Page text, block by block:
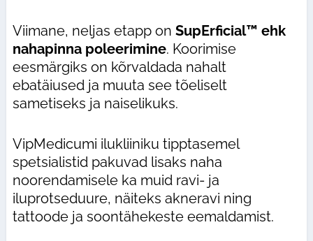
Viimane, neljas etapp on SupErficial™ ehk
nahapinna poleerimine. Koorimise
eesmärgiks on kõrvaldada nahalt
ebatäiused ja muuta see tõeliselt
sametiseks ja naiselikuks.
VipMedicumi ilukliiniku tipptasemel
spetsialistid pakuvad lisaks naha
noorendamisele ka muid ravi- ja
iluprotseduure, näiteks akneravi ning
tattoode ja soontähekeste eemaldamist.